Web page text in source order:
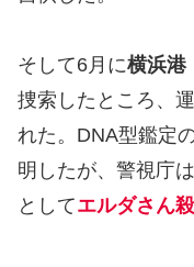
そして6月に横浜港
捜索したところ、
れた。DNA型鑑定
明したが、警視庁
としてエルダさん